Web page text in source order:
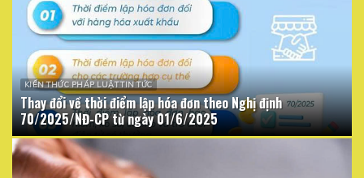
KIẾN THỨC PHÁP LUẬT TIN TỨC
Thay đổi về thời điểm lập hóa đơn theo Nghị định
70/2025/NĐ-CP từ ngày 01/6/2025